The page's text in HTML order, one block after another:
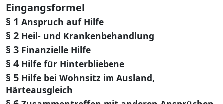
Eingangsformel
§ 1 Anspruch auf Hilfe
§ 2 Heil- und Krankenbehandlung
§ 3 Finanzielle Hilfe
§ 4 Hilfe für Hinterbliebene
§ 5 Hilfe bei Wohnsitz im Ausland,
Härteausgleich